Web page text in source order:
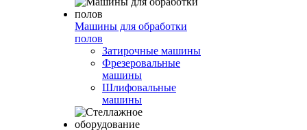
Машины для обработки
полов
Затирочные машины
Фрезеровальные
машины
Шлифовальные
машины